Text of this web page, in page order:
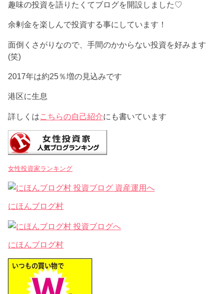
趣味の投資を語りたくてブログを開設しました♡
余剰金を楽しんで投資する事にしています！
面倒くさがりなので、手間のかからない投資を好みます
(笑)
2017年は約25％増の見込みです
港区に生息
詳しくはこちらの自己紹介にも書いています
女性投資家ランキング
にほんブログ村
にほんブログ村